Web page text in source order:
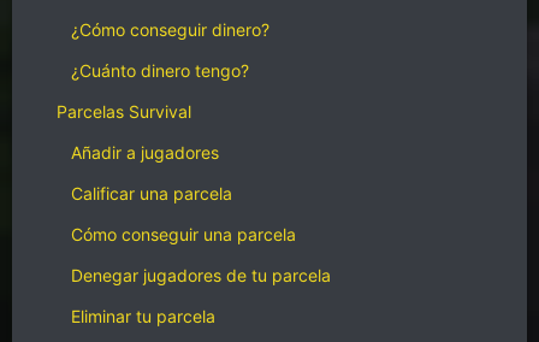
¿Cómo conseguir dinero?
¿Cuánto dinero tengo?
Parcelas Survival
Añadir a jugadores
Calificar una parcela
Cómo conseguir una parcela
Denegar jugadores de tu parcela
Eliminar tu parcela